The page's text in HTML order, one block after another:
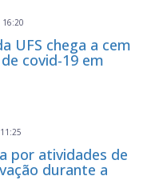
UFS chega a cem
covid-19 em
por atividades de
durante a